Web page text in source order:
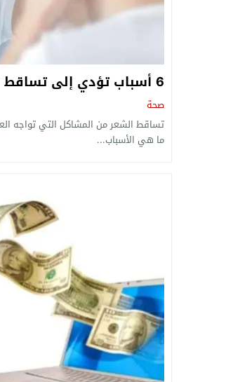
6 أسباب تؤدي إلى تساقط الشعر المفاجئ
صحة
تساقط الشعر من المشاكل التي تواجه
ما هي الأسباب...